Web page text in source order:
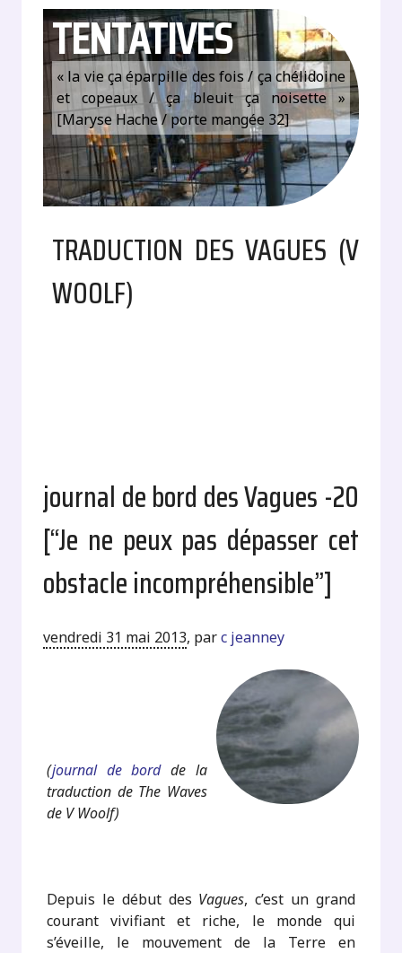
TENTATIVES
« la vie ça éparpille des fois / ça chélidoine
et copeaux / ça bleuit ça noisette »
[Maryse Hache / porte mangée 32]
TRADUCTION DES VAGUES (V
WOOLF)
journal de bord des Vagues -20
[“Je ne peux pas dépasser cet
obstacle incompréhensible”]
vendredi 31 mai 2013, parc jeanney
(journal de bordde la
traduction de The Waves
de V Woolf)
Depuis le début des Vagues, c’est un grand
courant vivifiant et riche, le monde qui
s’éveille, le mouvement de la Terre en